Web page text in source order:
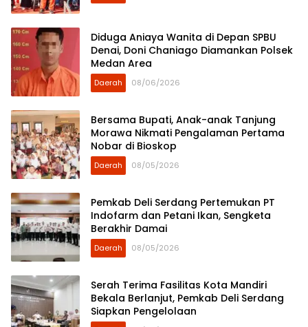
Diduga Aniaya Wanita di Depan SPBU
Denai, Doni Chaniago Diamankan Polsek
Medan Area
Daerah 08/06/2026
Bersama Bupati, Anak-anak Tanjung
Morawa Nikmati Pengalaman Pertama
Nobar di Bioskop
Daerah 08/05/2026
Pemkab Deli Serdang Pertemukan PT
Indofarm dan Petani Ikan, Sengketa
Berakhir Damai
Daerah 08/05/2026
Serah Terima Fasilitas Kota Mandiri
Bekala Berlanjut, Pemkab Deli Serdang
Siapkan Pengelolaan